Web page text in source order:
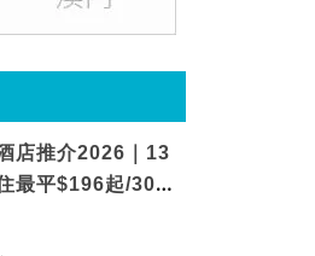
店推介2026｜13
最平$196起/30秒